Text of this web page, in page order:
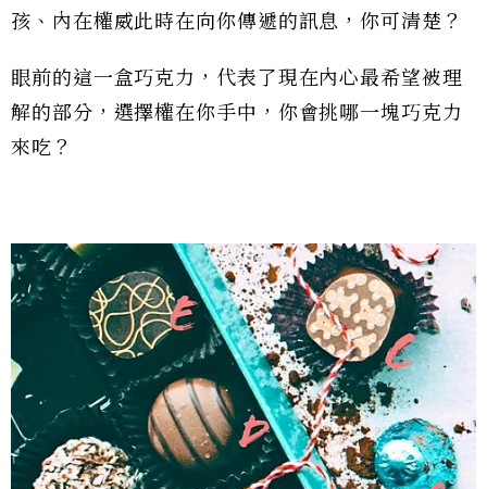
孩、內在權威此時在向你傳遞的訊息，你可清楚？
眼前的這一盒巧克力，代表了現在內心最希望被理
解的部分，選擇權在你手中，你會挑哪一塊巧克力
來吃？